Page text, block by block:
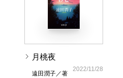
月桃夜
遠田潤子／著
2022/11/28